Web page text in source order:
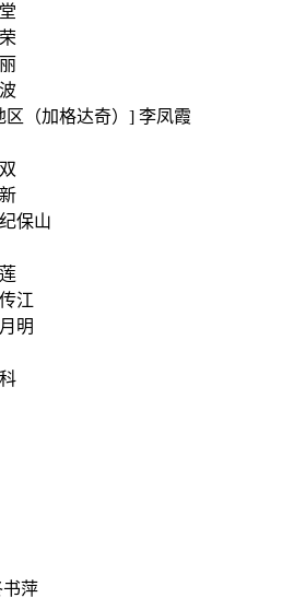
（加格达奇）] 李凤霞
保山
江
明
书萍